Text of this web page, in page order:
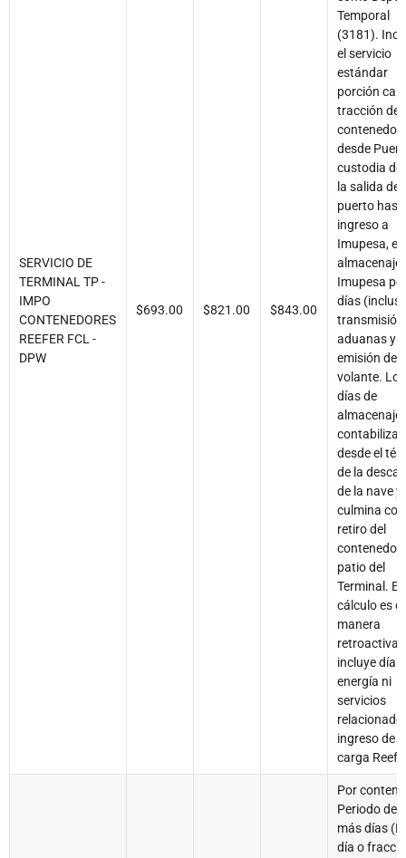
SERVICIO DE
TERMINAL TP -
IMPO
CONTENEDORES
REEFER FCL -
DPW
$693.00 $821.00 $843.00
Temporal
(3181).
el servicio
estándar
porción
tracción del
contenedor
desde
custodia
la salida del
puerto
ingreso a
Imupesa, el
almacenaje
Imupesa
días
transmisión
aduanas y
emisión de
volante. Los
días de
almacenaje
contabilizan
desde el
de la
de la nave y
culmina
retiro del
contenedor
patio del
Terminal. El
cálculo es
manera
retroactiva.
incluye días
energía ni
servicios
ingreso de
carga
Por
Periodo del
más días
día o